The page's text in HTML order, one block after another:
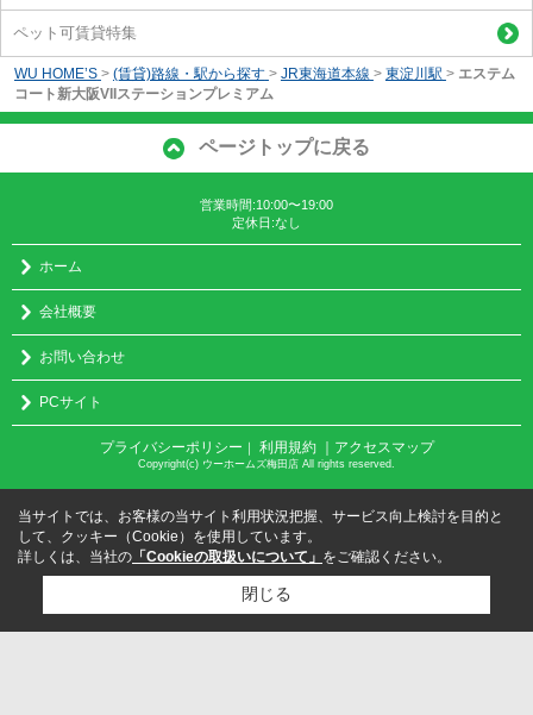
ペット可賃貸特集
WU HOME’S > (賃貸)路線・駅から探す > JR東海道本線 > 東淀川駅 > エステム
コート新大阪VIIステーションプレミアム
ページトップに戻る
営業時間:10:00〜19:00
定休日:なし
ホーム
会社概要
お問い合わせ
PCサイト
プライバシーポリシー 利用規約 ｜アクセスマップ
Copyright(c) ウーホームズ梅田店 All rights reserved.
当サイトでは、お客様の当サイト利用状況把握、サービス向上検討を目的と
して、クッキー（Cookie）を使用しています。
詳しくは、当社の 「Cookieの取扱いについて」 をご確認ください。
閉じる